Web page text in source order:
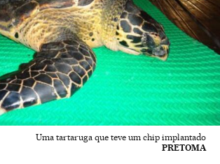
Uma tartaruga que teve um chip implantado
PRETOMA